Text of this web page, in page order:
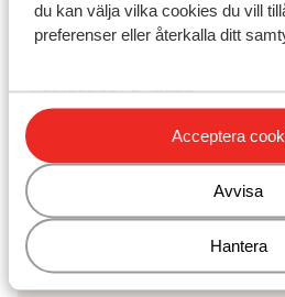
du kan välja vilka cookies du vill
preferenser eller återkalla ditt
Acceptera
Avvisa
Hantera
Residence Le Taos
Résidence Le Jhana
Hotel Club Belambra Tignes
Résidence Boutique CGH Le
Résidence Lodges des Neiges